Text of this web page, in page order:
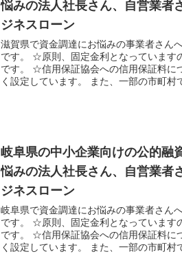
悩みの法人社長さん、自営業
ジネスローン
滋賀県で資金調達にお悩みの事業者さん
です。 ☆原則、固定金利となっています
です。 ☆信用保証協会への信用保証料に
く設定しています。 また、一部の市町村
岐阜県の中小企業向けの公的融
悩みの法人社長さん、自営業
ジネスローン
岐阜県で資金調達にお悩みの事業者さん
です。 ☆原則、固定金利となっています
です。 ☆信用保証協会への信用保証料に
く設定しています。 また、一部の市町村